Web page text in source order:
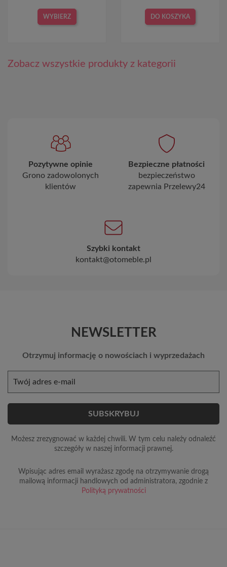
WYBIERZ DO KOSZYKA
Zobacz wszystkie produkty z kategorii
Pozytywne opinie
Grono zadowolonych
klientów
Bezpieczne płatności
bezpieczeństwo
zapewnia Przelewy24
Szybki kontakt
kontakt@otomeble.pl
NEWSLETTER
Otrzymuj informację o nowościach i wyprzedażach
Możesz zrezygnować w każdej chwili. W tym celu należy odnaleźć
szczegóły w naszej informacji prawnej.
Wpisując adres email wyrażasz zgodę na otrzymywanie drogą
mailową informacji handlowych od administratora, zgodnie z
Polityką prywatności